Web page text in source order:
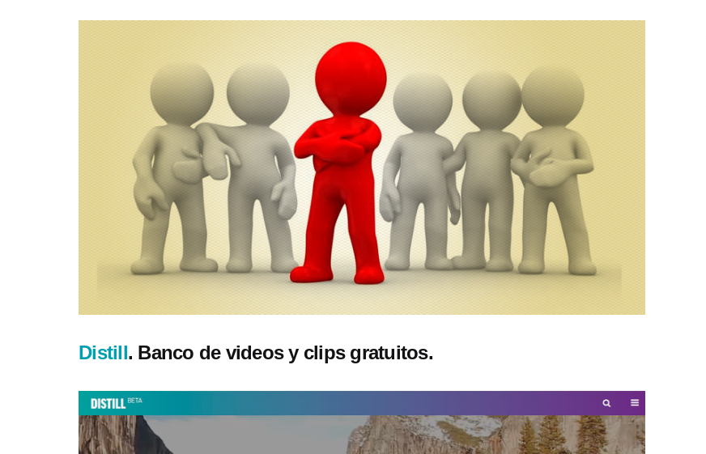
Distill. Banco de videos y clips gratuitos.